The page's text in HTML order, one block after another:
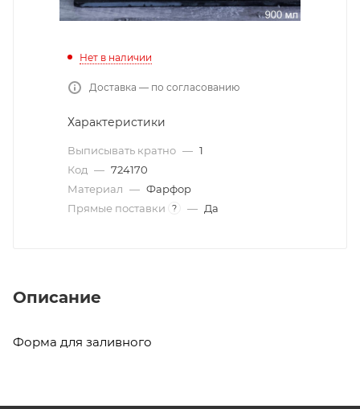
Нет в наличии
Доставка — по согласованию
Характеристики
Выписывать кратно — 1
Код — 724170
Материал — Фарфор
Прямые поставки
? — Да
Описание
Форма для заливного